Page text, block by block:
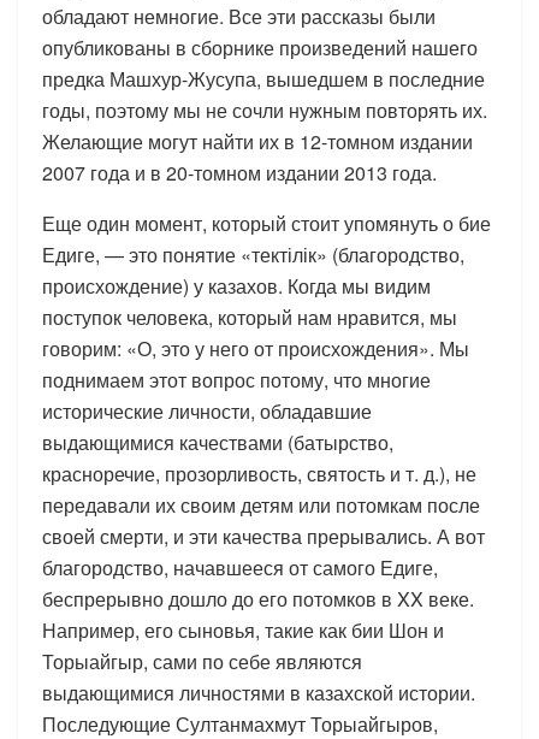
обладают немногие. Все эти рассказы были
опубликованы в сборнике произведений нашего
предка Машхур-Жусупа, вышедшем в последние
годы, поэтому мы не сочли нужным повторять их.
Желающие могут найти их в 12-томном издании
2007 года и в 20-томном издании 2013 года.
Еще один момент, который стоит упомянуть о бие
Едиге, — это понятие «тектілік» (благородство,
происхождение) у казахов. Когда мы видим
поступок человека, который нам нравится, мы
говорим: «О, это у него от происхождения». Мы
поднимаем этот вопрос потому, что многие
исторические личности, обладавшие
выдающимися качествами (батырство,
красноречие, прозорливость, святость и т. д.), не
передавали их своим детям или потомкам после
своей смерти, и эти качества прерывались. А вот
благородство, начавшееся от самого Едиге,
беспрерывно дошло до его потомков в XX веке.
Например, его сыновья, такие как бии Шон и
Торыайгыр, сами по себе являются
выдающимися личностями в казахской истории.
Последующие Султанмахмут Торыайгыров,